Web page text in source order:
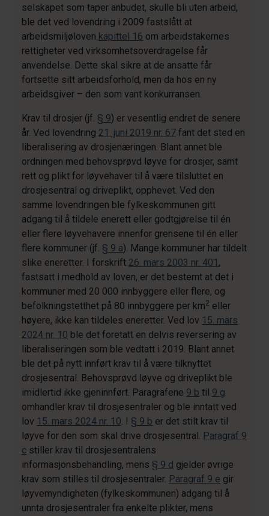
selskapet som taper anbudet, skulle bli uten arbeid,
ble det ved lovendring i 2009 fastslått at
arbeidsmiljøloven kapittel 16 om arbeidstakernes
rettigheter ved virksomhetsoverdragelse får
anvendelse. Dette skal sikre at de ansatte får
fortsette sitt arbeidsforhold, men da hos en ny
arbeidsgiver – den som vant konkurransen.
Krav til drosjer (jf. § 9) er vesentlig endret de senere
år. Ved lovendring 21. juni 2019 nr. 67 fant det sted en
liberalisering av drosjenæringen. Blant annet ble
ordningen med behovsprøvd løyve for drosjer, samt
rett og plikt for løyvehaver til å være tilsluttet en
drosjesentral og driveplikt, opphevet. Ved den
samme lovendringen ble fylkeskommunen gitt
adgang til å tildele enerett eller godtgjørelse til én
eller flere løyvehavere innenfor grensene til én eller
flere kommuner (jf. § 9 a). Mange kommuner har tildelt
slike eneretter. I forskrift 26. mars 2003 nr. 401 ,
fastsatt i medhold av loven, er det bestemt at det i
kommuner med 20 000 innbyggere eller flere, og
befolkningstetthet på 80 innbyggere per km2 eller
høyere, ikke kan tildeles eneretter. Ved lov 15. mars
2024 nr. 10 ble det foretatt en delvis reversering av
liberaliseringen som ble vedtatt i 2019. Blant annet
ble det på nytt innført krav til å være tilknyttet
drosjesentral. Behovsprøvd løyve og driveplikt ble
imidlertid ikke gjeninnført. Paragrafene 9 b til 9 g
omhandler krav til drosjesentraler og ble inntatt ved
lov 15. mars 2024 nr. 10. I § 9 b er det stilt krav til
løyve for den som skal drive drosjesentral. Paragraf 9
c stiller krav til drosjesentralens
informasjonsbehandling, mens § 9 d gjelder øvrige
krav som stilles til drosjesentraler. Paragraf 9 e gir
løyvemyndigheten (fylkeskommunen) adgang til å
unnta drosjesentraler fra enkelte plikter, mens